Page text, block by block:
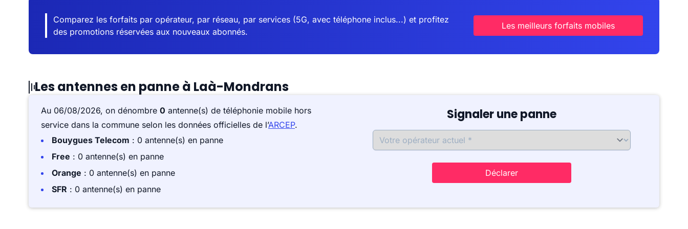
Comparez les forfaits par opérateur, par réseau, par services (5G, avec téléphone inclus...) et profitez
des promotions réservées aux nouveaux abonnés.
Les meilleurs forfaits mobiles
Les antennes en panne à Laà-Mondrans
Au 06/08/2026, on dénombre 0 antenne(s) de téléphonie mobile hors
service dans la commune selon les données officielles de l’ARCEP.
Bouygues Telecom : 0 antenne(s) en panne
Free : 0 antenne(s) en panne
Orange : 0 antenne(s) en panne
SFR : 0 antenne(s) en panne
Signaler une panne
Déclarer